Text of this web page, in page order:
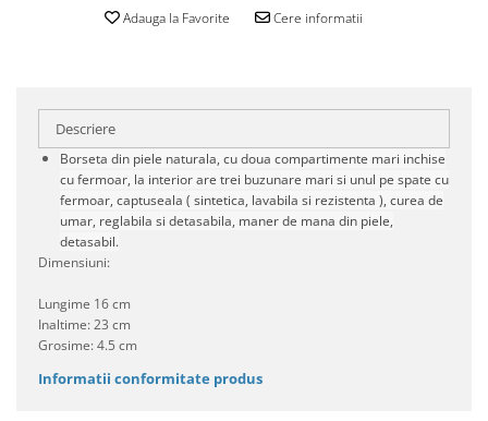
Adauga la Favorite Cere informatii
Descriere
Borseta din piele naturala, cu doua compartimente mari inchise
cu fermoar, la interior are trei buzunare mari si unul pe spate cu
fermoar, captuseala ( sintetica, lavabila si rezistenta ), curea de
umar, reglabila si detasabila, maner de mana din piele,
detasabil.
Dimensiuni:
Lungime 16 cm
Inaltime: 23 cm
Grosime: 4.5 cm
Informatii conformitate produs